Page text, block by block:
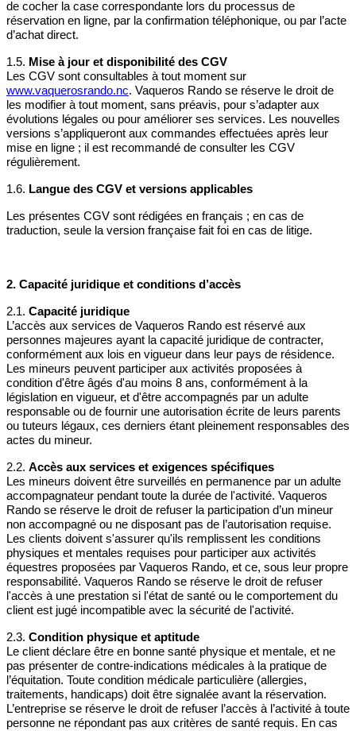
préjudices indirects ou coûts additionnels subis par le
bénéficiaire (par exemple, frais de déplacement ou
d’hébergement) en cas d’annulation ou de
volonté.
Alternative en cas d’annulation totale
Si Vaqueros Rando ne peut proposer ni report ni
alternative pour une prestation annulée, le bon
cadeau restera valide jusqu’à expiration de sa
période initiale.Toute extension de validité
nécessitera l’accord explicite de Vaqueros Rando.
Considération du bon cadeau comme utilisé
Vaqueros Rando :
considéré comme utilisé.
La prestation ne pourra être ni reportée,
ni reprogrammée, ni remboursée.
Réservations ultérieures refusées en cas de
non-présentation répétée
Vaqueros Rando se réserve le droit de refuser toute
nouvelle réservation d’un client qui ne se présente
pas à plusieurs reprises, sans justification valable.
Une exclusion définitive pourra être envisagée dans
4. Responsabilité du bénéficiaire
Respect des conditions d’utilisation
Le bénéficiaire est tenu de respecter les conditions
précisées lors de l’achat, notamment la période de
validité d’un an et les modalités de réservation. Toute
utilisation en dehors de ces conditions entraînera la
perte totale et irréversibledu bon cadeau.
personnelles
Lors de la réservation, le client doit fournir des
informations exactes et complètes (nom,
coordonnées, nom et prénom du bénéficiaire, etc.).
Toute erreur ou omission rendant la réservation
incomplète pourra entraîner la perte définitive du bon
cadeau.
de cocher la case correspondante lors du processus de
réservation en ligne, par la confirmation téléphonique, ou par l’acte
d’achat direct.
1.5. Mise à jour et disponibilité des CGV
Les CGV sont consultables à tout moment sur
www.vaquerosrando.nc. Vaqueros Rando se réserve le droit de
les modifier à tout moment, sans préavis, pour s’adapter aux
évolutions légales ou pour améliorer ses services. Les nouvelles
versions s’appliqueront aux commandes effectuées après leur
mise en ligne ; il est recommandé de consulter les CGV
régulièrement.
1.6. Langue des CGV et versions applicables
Les présentes CGV sont rédigées en français ; en cas de
traduction, seule la version française fait foi en cas de litige.
2. Capacité juridique et conditions d’accès
2.1. Capacité juridique
L’accès aux services de Vaqueros Rando est réservé aux
personnes majeures ayant la capacité juridique de contracter,
conformément aux lois en vigueur dans leur pays de résidence.
Les mineurs peuvent participer aux activités proposées à
condition d'être âgés d'au moins 8 ans, conformément à la
législation en vigueur, et d'être accompagnés par un adulte
responsable ou de fournir une autorisation écrite de leurs parents
ou tuteurs légaux, ces derniers étant pleinement responsables des
actes du mineur.
2.2. Accès aux services et exigences spécifiques
Les mineurs doivent être surveillés en permanence par un adulte
accompagnateur pendant toute la durée de l'activité. Vaqueros
Rando se réserve le droit de refuser la participation d’un mineur
non accompagné ou ne disposant pas de l’autorisation requise.
Les clients doivent s'assurer qu'ils remplissent les conditions
physiques et mentales requises pour participer aux activités
équestres proposées par Vaqueros Rando, et ce, sous leur propre
responsabilité. Vaqueros Rando se réserve le droit de refuser
l'accès à une prestation si l'état de santé ou le comportement du
client est jugé incompatible avec la sécurité de l'activité.
2.3. Condition physique et aptitude
Le client déclare être en bonne santé physique et mentale, et ne
pas présenter de contre-indications médicales à la pratique de
l’équitation. Toute condition médicale particulière (allergies,
traitements, handicaps) doit être signalée avant la réservation.
L’entreprise se réserve le droit de refuser l’accès à l’activité à toute
personne ne répondant pas aux critères de santé requis. En cas